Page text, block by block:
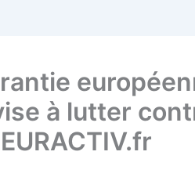
à lutter